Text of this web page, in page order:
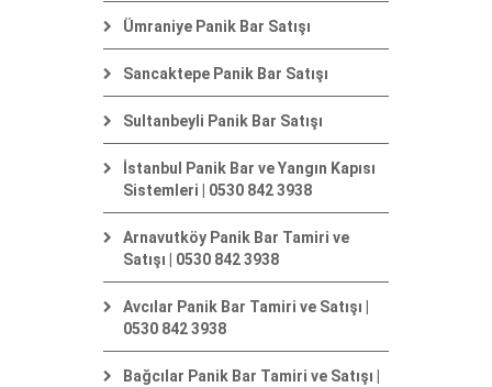
Ümraniye Panik Bar Satışı
Sancaktepe Panik Bar Satışı
Sultanbeyli Panik Bar Satışı
İstanbul Panik Bar ve Yangın Kapısı
Sistemleri | 0530 842 3938
Arnavutköy Panik Bar Tamiri ve
Satışı | 0530 842 3938
Avcılar Panik Bar Tamiri ve Satışı |
0530 842 3938
Bağcılar Panik Bar Tamiri ve Satışı |